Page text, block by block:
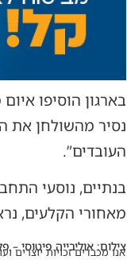
בארגון הוסיפו
נסיר מהשולחן את
העובדים”.
בנתיים, נוסעי
מאחורי הקלעים,
צילום: אוליבייה פיטוסי –
אנו מכבדים זכויות יוצרים